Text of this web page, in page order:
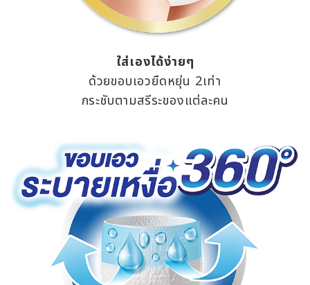
ใส่เองได้ง่ายๆ
ด้วยขอบเอวยืดหยุ่น 2เท่า
กระชับตามสรีระของแต่ละคน